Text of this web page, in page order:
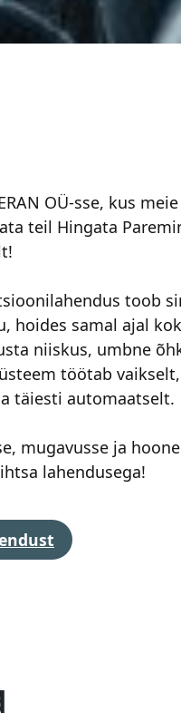
OÜ-sse, kus meie
teil Hingata
toob
hoides samal ajal
niiskus, umbne
töötab vaikselt,
täiesti automaatselt.
mugavusse ja hoone
lahendusega!